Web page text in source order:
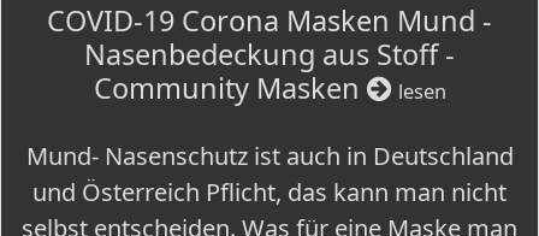
COVID-19 Corona Masken Mund -
Nasenbedeckung aus Stoff -
Community Masken
lesen
Mund- Nasenschutz ist auch in Deutschland
und Österreich Pflicht, das kann man nicht
selbst entscheiden. Was für eine Maske man